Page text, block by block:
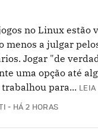
no Linux estão
menos a julgar
Jogar "de
uma opção até
para...
HÁ 2 HORAS